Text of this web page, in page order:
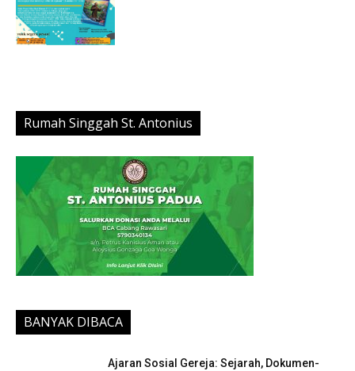
Rumah Singgah St. Antonius
BANYAK DIBACA
Ajaran Sosial Gereja: Sejarah, Dokumen-